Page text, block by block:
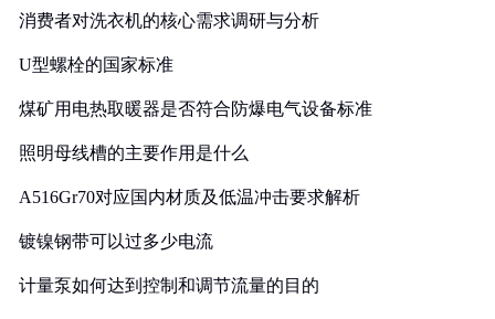
消费者对洗衣机的核心需求调研与分析
U型螺栓的国家标准
煤矿用电热取暖器是否符合防爆电气设备标准
照明母线槽的主要作用是什么
A516Gr70对应国内材质及低温冲击要求解析
镀镍钢带可以过多少电流
计量泵如何达到控制和调节流量的目的